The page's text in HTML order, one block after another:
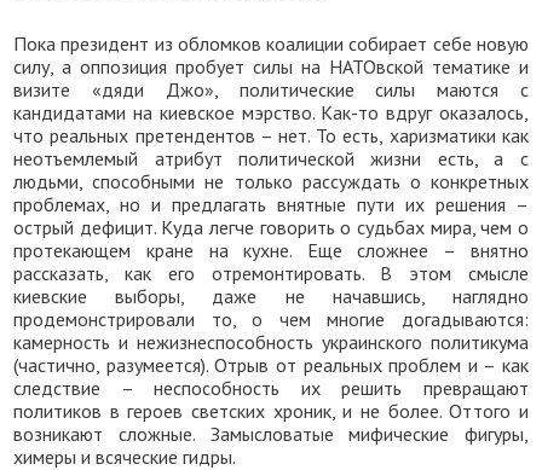
Пока президент из обломков коалиции собирает себе новую
силу, а оппозиция пробует силы на НАТОвской тематике и
визите «дяди Джо», политические силы маются с
кандидатами на киевское мэрство. Как-то вдруг оказалось,
что реальных претендентов – нет. То есть, харизматики как
неотъемлемый атрибут политической жизни есть, а с
людьми, способными не только рассуждать о конкретных
проблемах, но и предлагать внятные пути их решения –
острый дефицит. Куда легче говорить о судьбах мира, чем о
протекающем кране на кухне. Еще сложнее – внятно
рассказать, как его отремонтировать. В этом смысле
киевские выборы, даже не начавшись, наглядно
продемонстрировали то, о чем многие догадываются:
камерность и нежизнеспособность украинского политикума
(частично, разумеется). Отрыв от реальных проблем и – как
следствие – неспособность их решить превращают
политиков в героев светских хроник, и не более. Оттого и
возникают сложные. Замысловатые мифические фигуры,
химеры и всяческие гидры.